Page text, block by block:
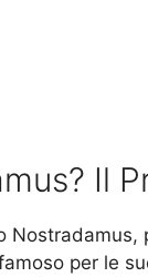
Il
per le